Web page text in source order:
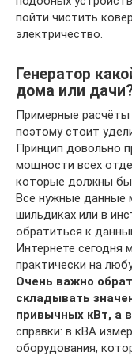
пойти чистить
электричество.
Генератор
дома или
Примерные расчёты
поэтому стоит
Принцип довольно
мощности всех
которые должны
Все нужные данные
шильдиках или в
обратиться к
Интернете сегодня
практически на
Очень важно
складывать
привычных кВт, а
справки: в кВА
оборудования,